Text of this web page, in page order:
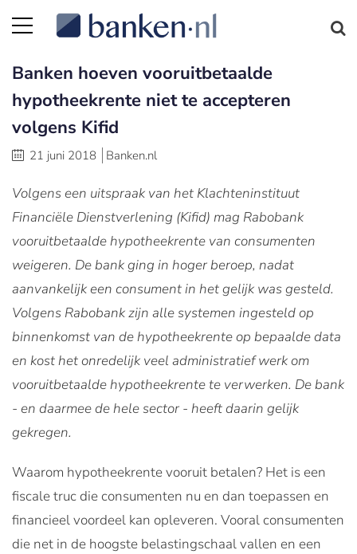
Banken hoeven vooruitbetaalde
hypotheekrente niet te accepteren
volgens Kifid
21 juni 2018 Banken.nl
Volgens een uitspraak van het Klachteninstituut
Financiële Dienstverlening (Kifid) mag Rabobank
vooruitbetaalde hypotheekrente van consumenten
weigeren. De bank ging in hoger beroep, nadat
aanvankelijk een consument in het gelijk was gesteld.
Volgens Rabobank zijn alle systemen ingesteld op
binnenkomst van de hypotheekrente op bepaalde data
en kost het onredelijk veel administratief werk om
vooruitbetaalde hypotheekrente te verwerken. De bank
- en daarmee de hele sector - heeft daarin gelijk
gekregen.
Waarom hypotheekrente vooruit betalen? Het is een
fiscale truc die consumenten nu en dan toepassen en
financieel voordeel kan opleveren. Vooral consumenten
die net in de hoogste belastingschaal vallen en een